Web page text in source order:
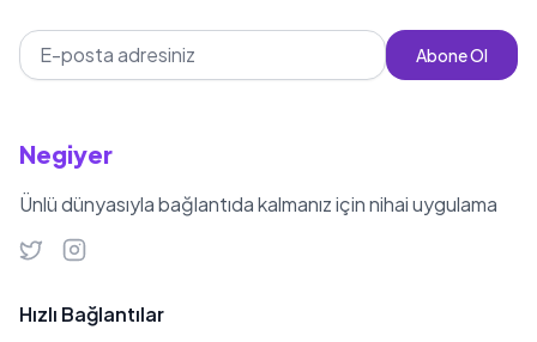
Abone Ol
Negiyer
Ünlü dünyasıyla bağlantıda kalmanız için nihai uygulama
Hızlı Bağlantılar